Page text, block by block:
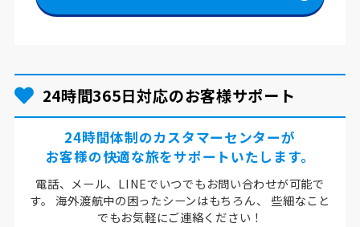
24時間365日対応のお客様サポート
24時間体制のカスタマーセンターが
お客様の快適な旅をサポートいたします。
電話、メール、LINEでいつでもお問い合わせが可能で
す。
海外渡航中の困ったシーンはもちろん、
些細なこと
でもお気軽にご連絡ください！